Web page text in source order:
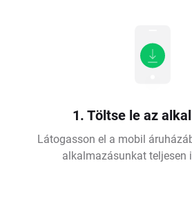
1. Töltse le az
Látogasson el a mobil
alkalmazásunkat teljesen